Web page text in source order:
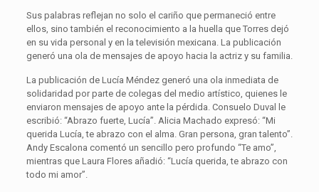
Sus palabras reflejan no solo el cariño que permaneció entre
ellos, sino también el reconocimiento a la huella que Torres dejó
en su vida personal y en la televisión mexicana. La publicación
generó una ola de mensajes de apoyo hacia la actriz y su familia.
La publicación de Lucía Méndez generó una ola inmediata de
solidaridad por parte de colegas del medio artístico, quienes le
enviaron mensajes de apoyo ante la pérdida. Consuelo Duval le
escribió: “Abrazo fuerte, Lucía”. Alicia Machado expresó: “Mi
querida Lucía, te abrazo con el alma. Gran persona, gran talento”.
Andy Escalona comentó un sencillo pero profundo “Te amo”,
mientras que Laura Flores añadió: “Lucía querida, te abrazo con
todo mi amor”.